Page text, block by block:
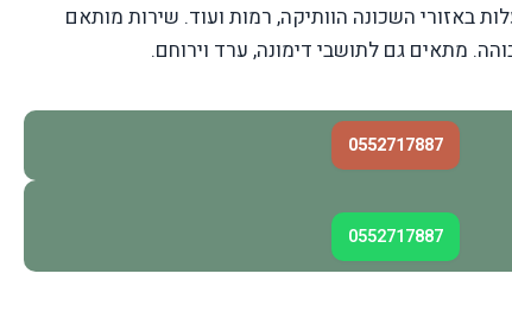
באזורי השכונה הוותיקה, רמות ועוד. שירות מותאם
מתאים גם לתושבי דימונה, ערד וירוחם.
0552717887
0552717887